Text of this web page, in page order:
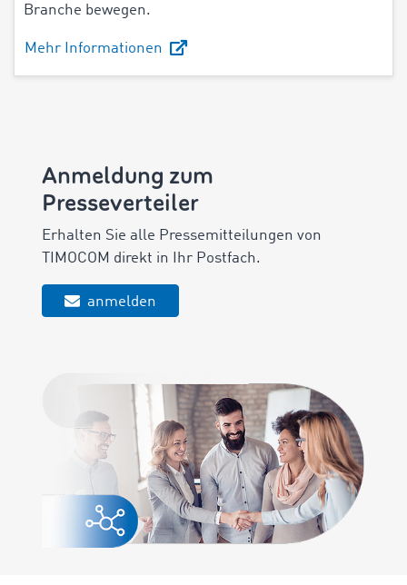
Branche bewegen.
Mehr Informationen
Anmeldung zum
Presseverteiler
Erhalten Sie alle Pressemitteilungen von
TIMOCOM direkt in Ihr Postfach.
anmelden